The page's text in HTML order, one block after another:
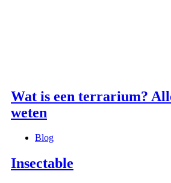
Wat is een terrarium?
weten
Blog
Insectable